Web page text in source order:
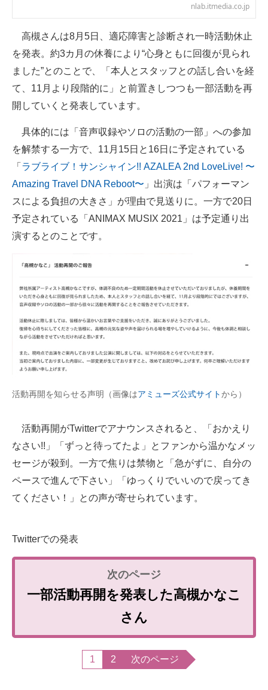
モノづくり技術者専門サイト
エレクトロニクス専門サイト
電子設計の基本と応用
エネルギーの専門メディア
ちょっと気になるネットの話題
nlab.itmedia.co.jp
高槻さんは8月5日、適応障害と診断され一時活動休止
を発表。約3カ月の休養により“心身ともに回復が見られ
ました”とのことで、「本人とスタッフとの話し合いを経
て、11月より段階的に」と前置きしつつも一部活動を再
開していくと発表しています。
具体的には「音声収録やソロの活動の一部」への参加
を解禁する一方で、11月15日と16日に予定されている
「 ラブライブ！サンシャイン!! AZALEA 2nd LoveLive! 〜
Amazing Travel DNA Reboot〜 」出演は「パフォーマン
スによる負担の大きさ」が理由で見送りに。一方で20日
予定されている「ANIMAX MUSIX 2021」は予定通り出
演するとのことです。
活動再開を知らせる声明（画像はアミューズ公式サイトから）
活動再開がTwitterでアナウンスされると、「おかえり
なさい!!」「ずっと待ってたよ」とファンから温かなメッ
セージが殺到。一方で焦りは禁物と「急がずに、自分の
ペースで進んで下さい」「ゆっくりでいいので戻ってき
てください！」との声が寄せられています。
Twitterでの発表
一部活動再開を発表した高槻かなこ
さん
1 2 次のページ